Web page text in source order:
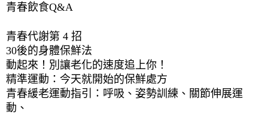
青春飲食Q&A
青春代謝第 4 招
30後的身體保鮮法
動起來！別讓老化的速度追上你！
精準運動：今天就開始的保鮮處方
青春緩老運動指引：呼吸、姿勢訓練、關節伸展運
動、